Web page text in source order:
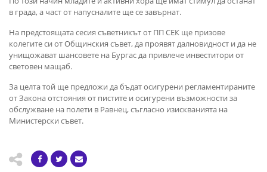
в града, а част от напусналите ще се завърнат.
На предстоящата сесия съветникът от ПП СЕК ще призове
колегите си от Общинския съвет, да проявят далновидност и да не
унищожават шансовете на Бургас да привлече инвеститори от
световен мащаб.
За целта той ще предложи да бъдат осигурени регламентираните
от Закона отстояния от пистите и осигурени възможности за
обслужване на полети в Равнец, съгласно изискванията на
Министерски съвет.